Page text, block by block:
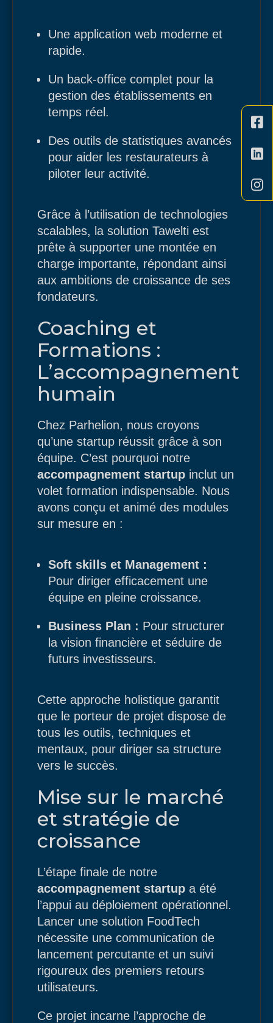
Une application web moderne et
rapide.
Un back-office complet pour la
gestion des établissements en
temps réel.
Des outils de statistiques avancés
pour aider les restaurateurs à
piloter leur activité.
Grâce à l’utilisation de technologies
scalables, la solution Tawelti est
prête à supporter une montée en
charge importante, répondant ainsi
aux ambitions de croissance de ses
fondateurs.
Coaching et
Formations :
L’accompagnement
humain
Chez Parhelion, nous croyons
qu’une startup réussit grâce à son
équipe. C’est pourquoi notre
accompagnement startup inclut un
volet formation indispensable. Nous
avons conçu et animé des modules
sur mesure en :
Soft skills et Management :
Pour diriger efficacement une
équipe en pleine croissance.
Business Plan : Pour structurer
la vision financière et séduire de
futurs investisseurs.
Cette approche holistique garantit
que le porteur de projet dispose de
tous les outils, techniques et
mentaux, pour diriger sa structure
vers le succès.
Mise sur le marché
et stratégie de
croissance
L’étape finale de notre
accompagnement startup a été
l’appui au déploiement opérationnel.
Lancer une solution FoodTech
nécessite une communication de
lancement percutante et un suivi
rigoureux des premiers retours
utilisateurs.
Ce projet incarne l’approche de